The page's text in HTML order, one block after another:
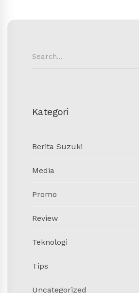
for:
Kategori
Berita Suzuki
Media
Promo
Review
Teknologi
Tips
Uncategorized